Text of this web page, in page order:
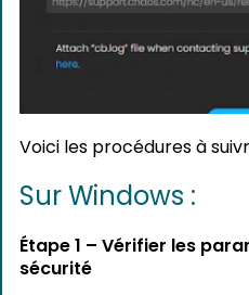
Voici les procédures à
Sur Windows :
Étape 1 – Vérifier les
sécurité